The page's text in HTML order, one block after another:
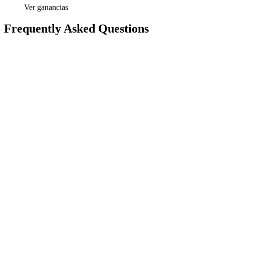
Ver ganancias
Frequently Asked Questions